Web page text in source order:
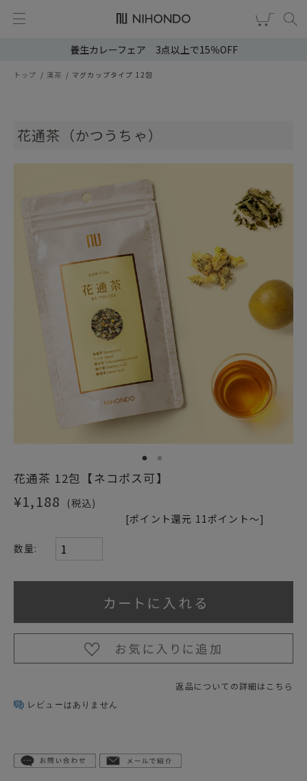
養生カレーフェア 3点以上で15％OFF
トップ 漢茶 マグカップタイプ 12包
花通茶（かつうちゃ）
1 2
花通茶 12包【ネコポス可】
¥1,188
(税込)
[ポイント還元 11ポイント～]
数量:
返品についての詳細はこちら
レビューはありません
新規会員登録 ログイン
ヘア・ボディケア
ブランドから選ぶ
ショッピングガイド